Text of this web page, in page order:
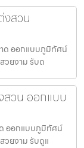
สวน
ด ออกแบบภูมิทัศน์
วยงาม รับด
วน ออกแบบ
ออกแบบภูมิทัศน์
วยงาม รับดูแ